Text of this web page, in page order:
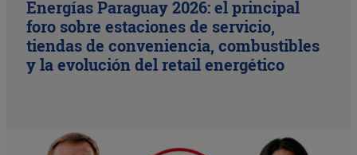
Energías Paraguay 2026: el principal
foro sobre estaciones de servicio,
tiendas de conveniencia, combustibles
y la evolución del retail energético